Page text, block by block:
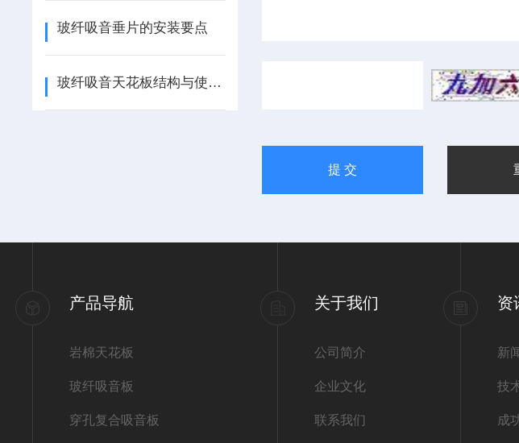
玻纤吸音垂片的安装要点
玻纤吸音天花板结构与使用要点
产品导航
岩棉天花板
玻纤吸音板
穿孔复合吸音板
关于我们
公司简介
企业文化
联系我们
资
新
技
成